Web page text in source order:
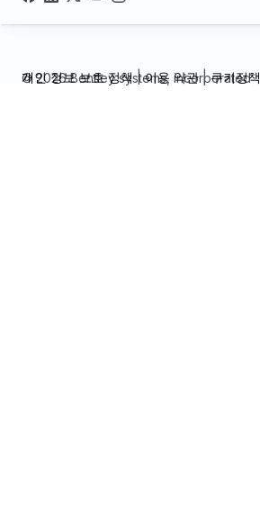
© 2026 Bentley systems, incorporated
개인 정보 보호 정책|이용 약관|쿠키정책